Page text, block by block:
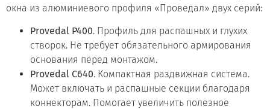
окна из алюминиевого профиля «Проведал» двух серий:
Provedal P400. Профиль для распашных и глухих
створок. Не требует обязательного армирования
основания перед монтажом.
Provedal C640. Компактная раздвижная система.
Может включать и распашные секции благодаря
коннекторам. Помогает увеличить полезное